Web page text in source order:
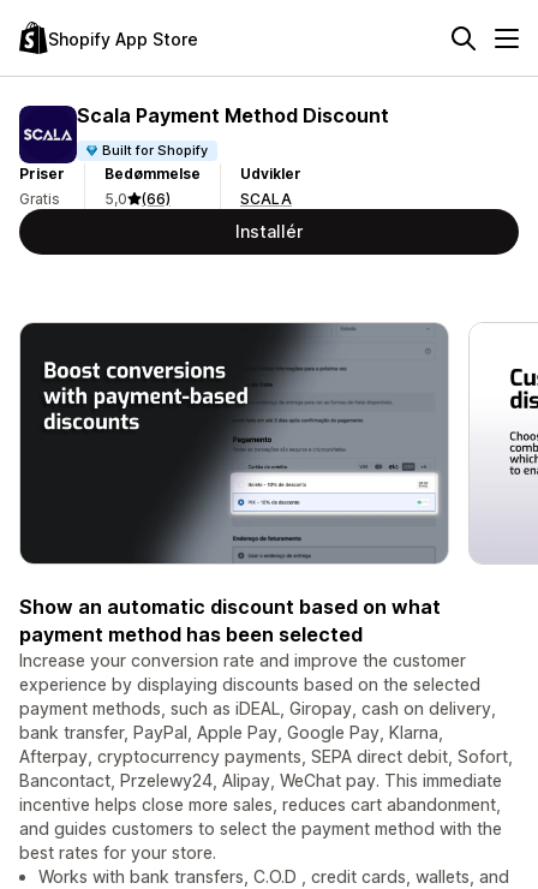
Shopify App Store
Scala Payment Method Discount
Built for Shopify
Priser
Gratis
Bedømmelse
5,0
(66)
Udvikler
SCALA
Installér
Show an automatic discount based on what
payment method has been selected
Increase your conversion rate and improve the customer
experience by displaying discounts based on the selected
payment methods, such as iDEAL, Giropay, cash on delivery,
bank transfer, PayPal, Apple Pay, Google Pay, Klarna,
Afterpay, cryptocurrency payments, SEPA direct debit, Sofort,
Bancontact, Przelewy24, Alipay, WeChat pay. This immediate
incentive helps close more sales, reduces cart abandonment,
and guides customers to select the payment method with the
best rates for your store.
Works with bank transfers, C.O.D , credit cards, wallets, and